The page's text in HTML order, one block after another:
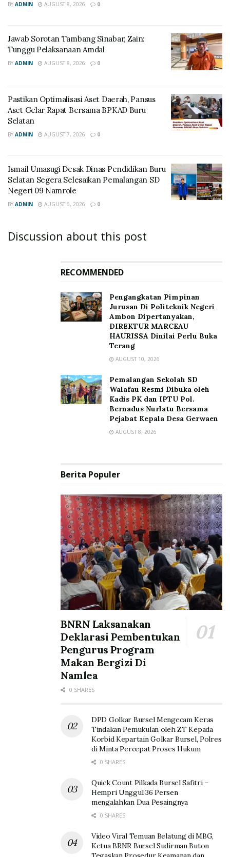
BY ADMIN AUGUST 8, 2026 0
Jawab Sorotan Tambang Sinabar, Zain:
Tunggu Pelaksanaan Amdal
BY ADMIN AUGUST 8, 2026 0
Pastikan Optimalisasi Aset Daerah, Pansus
Aset Gelar Rapat Bersama BPKAD Buru
Selatan
BY ADMIN AUGUST 7, 2026 0
Ismail Umasugi Desak Dinas Pendidikan Buru
Selatan Segera Selesaikan Pemalangan SD
Negeri 09 Namrole
BY ADMIN AUGUST 6, 2026 0
Discussion about this post
RECOMMENDED
Pengangkatan Pimpinan
Jurusan Di Politeknik Negeri
Ambon Dipertanyakan,
DIREKTUR MARCEAU
HAURISSA Dinilai Perlu Buka
Terang
AUGUST 10, 2026
Pemalangan Sekolah SD
Walafau Resmi Dibuka oleh
Kadis PK dan IPTU Pol.
Bernadus Nurlatu Bersama
Pejabat Kepala Desa Gerwaen
AUGUST 8, 2026
Berita Populer
BNRN Laksanakan
Deklarasi Pembentukan
Pengurus Program
Makan Bergizi Di
Namlea
0 SHARES
DPD Golkar Bursel Mengecam Keras
Tindakan Pemukulan oleh ZT Kepada
Korbid Kepartain Golkar Bursel, Polres
di Minta Percepat Proses Hukum
0 SHARES
Quick Count Pilkada Bursel Safitri –
Hempri Unggul 36 Persen
mengalahkan Dua Pesaingnya
0 SHARES
Video Viral Temuan Belatung di MBG,
Ketua BRNR Bursel Sudirman Buton